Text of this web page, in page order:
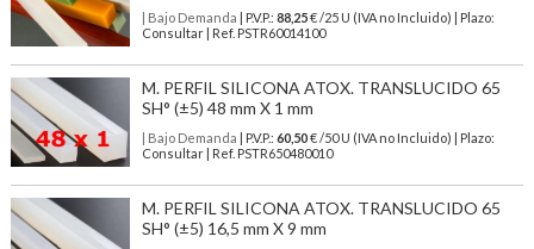
| Bajo Demanda | P.V.P.: 88,25€ /25 U (IVA no Incluido) | Plazo:
Consultar | Ref. PSTR60014100
M. PERFIL SILICONA ATOX. TRANSLUCIDO 65
SH° (±5) 48 mm X 1 mm
| Bajo Demanda | P.V.P.: 60,50€ /50 U (IVA no Incluido) | Plazo:
Consultar | Ref. PSTR650480010
M. PERFIL SILICONA ATOX. TRANSLUCIDO 65
SH° (±5) 16,5 mm X 9 mm